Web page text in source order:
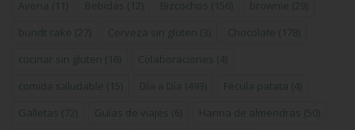
Avena (11) Bebidas (12) Bizcochos (156) brownie (29)
bundt cake (27) Cerveza sin gluten (3) Chocolate (178)
cocinar sin gluten (16) Colaboraciones (4)
comida saludable (15) Día a Día (493) Fécula patata (4)
Galletas (72) Guías de viajes (6) Harina de almendras (50)